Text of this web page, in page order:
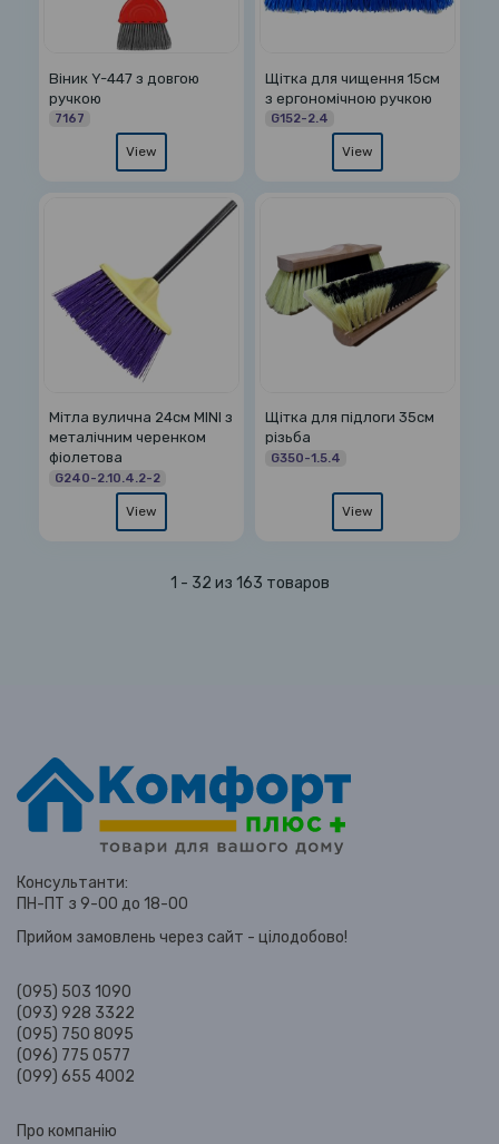
Віник Y-447 з довгою
ручкою
7167
View
Щітка для чищення 15см
з ергономічною ручкою
G152-2.4
View
Мітла вулична 24см MINI з
металічним черенком
фіолетова
G240-2.10.4.2-2
View
Щітка для підлоги 35см
різьба
G350-1.5.4
View
1 - 32 из 163 товаров
Консультанти:
ПН-ПТ з 9-00 до 18-00
Прийом замовлень через сайт - цілодобово!
(095) 503 1090
(093) 928 3322
(095) 750 8095
(096) 775 0577
(099) 655 4002
Про компанію